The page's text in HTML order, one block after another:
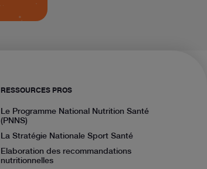
RESSOURCES PROS
Le Programme National Nutrition Santé
(PNNS)
La Stratégie Nationale Sport Santé
Elaboration des recommandations
nutritionnelles